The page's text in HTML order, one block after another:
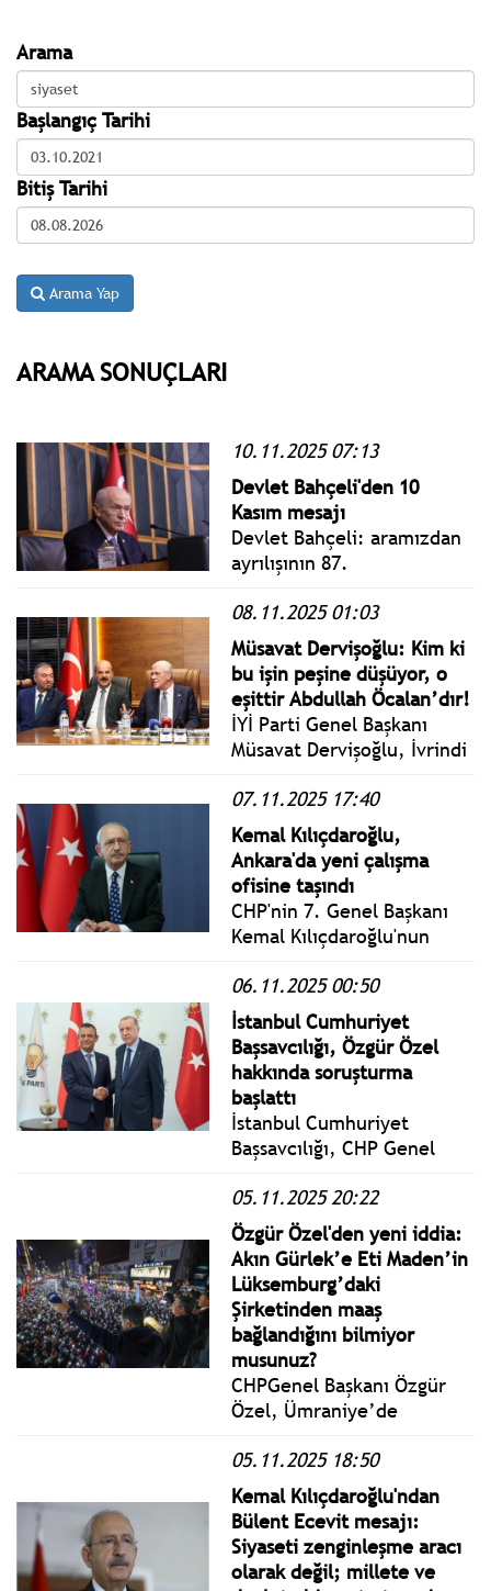
Arama
Başlangıç Tarihi
Bitiş Tarihi
Arama Yap
ARAMA SONUÇLARI
10.11.2025 07:13
Devlet Bahçeli'den 10
Kasım mesajı
Devlet Bahçeli: aramızdan
ayrılışının 87.
Kemal Atatürk’ü, Milli
Mücadele kahramanlarıyla
birlikte aziz şehitlerimizi
saygı ve şükran hislerimle
anıyor, hepsine Cenab-ı
Allah’tan rahmetler niyaz
ediyorum.
08.11.2025 01:03
Müsavat Dervişoğlu: Kim ki
bu işin peşine düşüyor, o
eşittir Abdullah Öcalan’dır!
İYİ Parti Genel Başkanı
Müsavat Dervişoğlu, İvrindi
ederek Belediye Başkanı
Önder Lapanta ile bir araya
geldi.
07.11.2025 17:40
Kemal Kılıçdaroğlu,
Ankara'da yeni çalışma
ofisine taşındı
CHP'nin 7. Genel Başkanı
Kemal Kılıçdaroğlu'nun
açıklamada: Yeni çalışma
ofisinde Sayın Genel
Başkanımız, memleket için
siyaset üretmeye ve bu
bağlamda misafirlerini
kabul etmeye başlamıştır.
06.11.2025 00:50
İstanbul Cumhuriyet
Başsavcılığı, Özgür Özel
hakkında soruşturma
başlattı
İstanbul Cumhuriyet
Başsavcılığı, CHP Genel
hakkında miting sırasında
kullandığı ifadeler
nedeniyle
'Cumhurbaşkanına hakaret'
ve 'kamu görevlisine
görevinden dolayı hakaret'
suçlarından re’sen
soruşturma başlattı.
05.11.2025 20:22
Özgür Özel'den yeni iddia:
Akın Gürlek’e Eti Maden’in
Lüksemburg’daki
Şirketinden maaş
bağlandığını bilmiyor
musunuz?
CHPGenel Başkanı Özgür
Özel, Ümraniye’de
İradesine Sahip Çıkıyor
Mitingi’ne katıldı. Özel:
Buradan Akın Gürlek’e
sesleniyorum, CHP’ye ve
belediye başkanlarına
05.11.2025 18:50
Kemal Kılıçdaroğlu'ndan
Bülent Ecevit mesajı:
Siyaseti zenginleşme aracı
olarak değil; millete ve